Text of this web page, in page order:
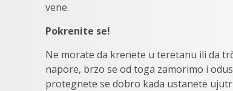
vene.
Pokrenite se!
Ne morate da krenete u teretanu ili da
napore, brzo se od toga zamorimo i
protegnete se dobro kada ustanete